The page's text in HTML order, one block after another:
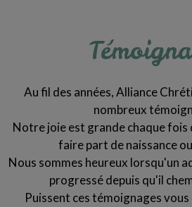
Au fil des années, Alliance
nombreux
Notre joie est grande chaque fois
faire part de naissance
Nous sommes heureux lorsqu'un
progressé depuis qu'il
Puissent ces témoignages